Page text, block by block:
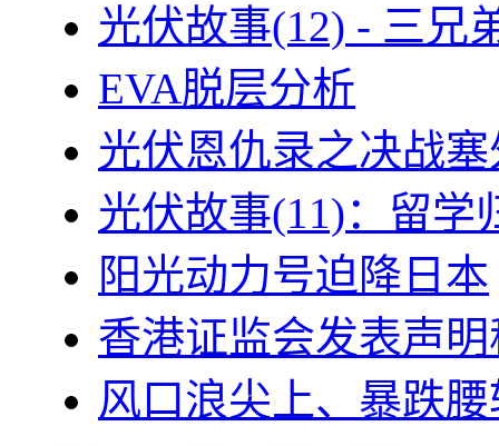
光伏故事(12) - 三兄
EVA脱层分析
光伏恩仇录之决战
光伏故事(11)：留学
阳光动力号迫降日本
香港证监会发表声
风口浪尖上、暴跌